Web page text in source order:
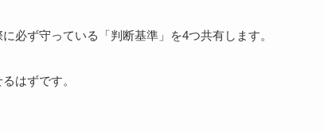
必ず守っている「判断基準」を4つ共有します。
はずです。